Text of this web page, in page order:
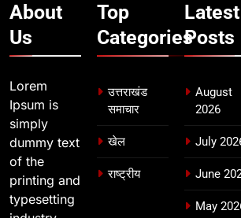
About
Us
Lorem
Ipsum is
simply
dummy text
of the
printing and
typesetting
Top
Categories
उत्तराखंड
समाचार
खेल
राष्ट्रीय
Latest
Posts
August
2026
July
June
May